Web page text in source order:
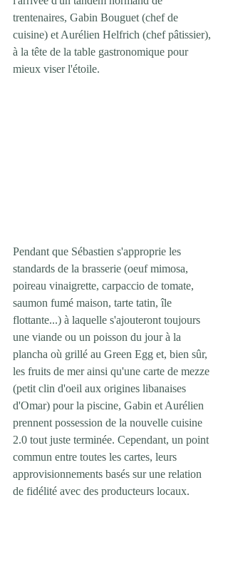
trentenaires, Gabin Bouguet (chef de
cuisine) et Aurélien Helfrich (chef pâtissier),
à la tête de la table gastronomique pour
mieux viser l'étoile.
Pendant que Sébastien s'approprie les
standards de la brasserie (oeuf mimosa,
poireau vinaigrette, carpaccio de tomate,
saumon fumé maison, tarte tatin, île
flottante...) à laquelle s'ajouteront toujours
une viande ou un poisson du jour à la
plancha où grillé au Green Egg et, bien sûr,
les fruits de mer ainsi qu'une carte de mezze
(petit clin d'oeil aux origines libanaises
d'Omar) pour la piscine, Gabin et Aurélien
prennent possession de la nouvelle cuisine
2.0 tout juste terminée. Cependant, un point
commun entre toutes les cartes, leurs
approvisionnements basés sur une relation
de fidélité avec des producteurs locaux.